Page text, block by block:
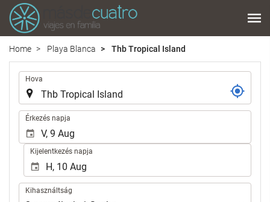
Home Playa Blanca Thb Tropical Island
Hova
Érkezés napja
Kijelentkezés napja
Kihasználtság
Kihasználtság